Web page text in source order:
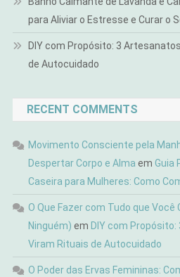
para Aliviar o Estresse e Curar o
DIY com Propósito: 3
de Autocuidado
RECENT COMMENTS
Movimento Consciente pela
Despertar Corpo e Alma em Guia
Caseira para Mulheres: Como
O Que Fazer com Tudo que Você
Ninguém) em DIY com
Viram Rituais de Autocuidado
O Poder das Ervas Femininas: